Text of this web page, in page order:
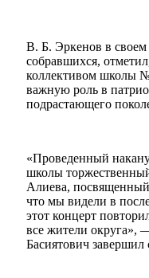
В. Б. Эркенов в своем
собравшихся,
коллективом школы
важную роль в
подрастающего
«Проведенный
школы
Алиева,
что мы видели в
этот концерт
все жители округа»,
Басиятович завершил
Мэр